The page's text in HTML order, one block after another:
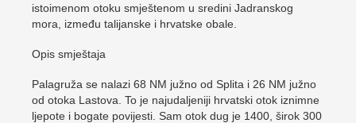
istoimenom otoku smještenom u sredini Jadranskog
mora, između talijanske i hrvatske obale.
Opis smještaja
Palagruža se nalazi 68 NM južno od Splita i 26 NM južno
od otoka Lastova. To je najudaljeniji hrvatski otok iznimne
ljepote i bogate povijesti. Sam otok dug je 1400, širok 300